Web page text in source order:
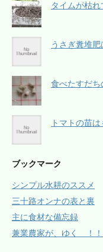
タイムが枯
うさぎ糞堆
食べたすだち
トマトの苗
ブックマーク
シンプル水耕のススメ
三十路オンナの表と裏
主に食材な備忘録
兼業農家が、ゆく ！！